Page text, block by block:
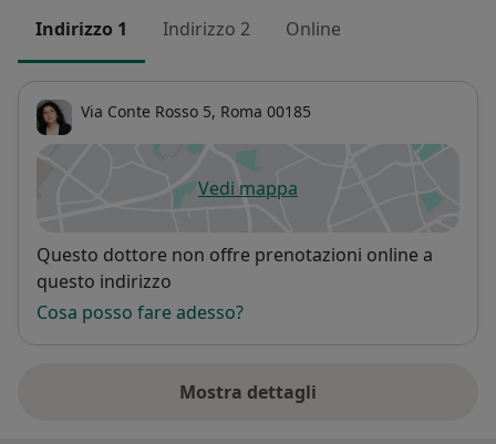
Indirizzo 1 Indirizzo 2 Online
Via Conte Rosso 5, Roma 00185
Vedi mappasi apre in una nuova scheda
Disponibilità
Questo dottore non offre prenotazioni online a
questo indirizzo
Cosa posso fare adesso?
Mostra dettagli
sull'indirizzo